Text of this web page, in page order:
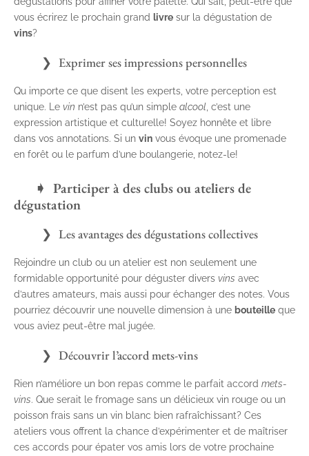
vous écrirez le prochain grand livre sur la dégustation de
vins?
Exprimer ses impressions personnelles
Qu importe ce que disent les experts, votre perception est
unique. Le vin n’est pas qu’un simple alcool , c’est une
expression artistique et culturelle! Soyez honnête et libre
dans vos annotations. Si un vin vous évoque une promenade
en forêt ou le parfum d’une boulangerie, notez-le!
Participer à des clubs ou ateliers de
dégustation
Les avantages des dégustations collectives
Rejoindre un club ou un atelier est non seulement une
formidable opportunité pour déguster divers vins avec
d’autres amateurs, mais aussi pour échanger des notes. Vous
pourriez découvrir une nouvelle dimension à une bouteille que
vous aviez peut-être mal jugée.
Découvrir l’accord mets-vins
Rien n’améliore un bon repas comme le parfait accord mets-
vins. Que serait le fromage sans un délicieux vin rouge ou un
poisson frais sans un vin blanc bien rafraîchissant? Ces
ateliers vous offrent la chance d’expérimenter et de maîtriser
ces accords pour épater vos amis lors de votre prochaine